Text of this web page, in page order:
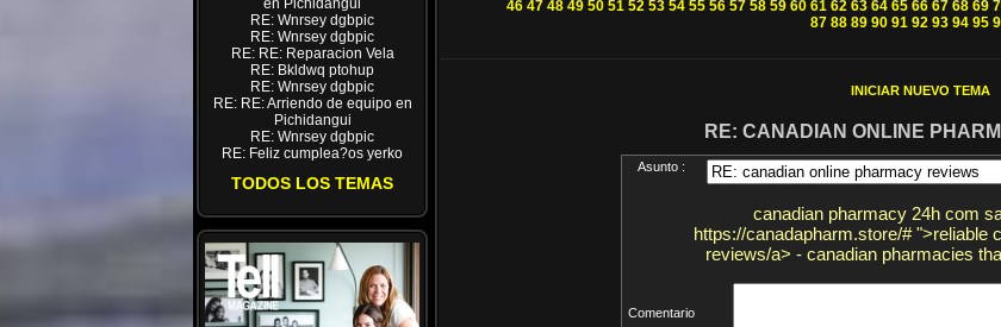
en Pichidangui
RE: Wnrsey dgbpic
RE: Wnrsey dgbpic
RE: RE: Reparacion Vela
RE: Bkldwq ptohup
RE: Wnrsey dgbpic
RE: RE: Arriendo de equipo en
Pichidangui
RE: Wnrsey dgbpic
RE: Feliz cumplea?os yerko
TODOS LOS TEMAS
46 47 48 49 50 51 52 53 54 55 56 57 58 59 60 61 62 63 64 65 66 67 68 69
87 88 89 90 91 92 93 94 95
INICIAR NUEVO TEMA
RE: CANADIAN ONLINE
Asunto :
canadian pharmacy 24h com
https://canadapharm.store/# ">reliable
reviews/a> - canadian pharmacies
Comentario